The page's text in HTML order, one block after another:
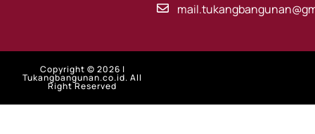
Copyright © 2026 |
Tukangbangunan.co.id. All
Right Reserved